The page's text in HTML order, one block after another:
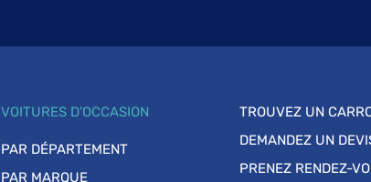
VOITURES D'OCCASION
PAR DÉPARTEMENT
PAR MARQUE
TROUVEZ UN
DEMANDEZ UN
PRENEZ RENDEZ-